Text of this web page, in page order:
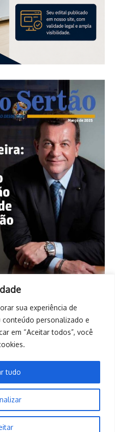
sua experiência de
conteúdo personalizado e
em “Aceitar todos”, você
tudo
reservados. | Desenvolvido